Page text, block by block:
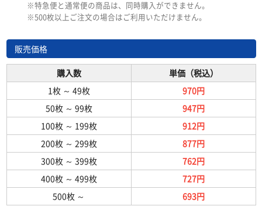
※特急便と通常便の商品は、同時購入ができません。
※500枚以上ご注文の場合はご利用いただけません。
販売価格
購入数
単価（税込）
1枚 ～ 49枚
970円
50枚 ～ 99枚
947円
100枚 ～ 199枚
912円
200枚 ～ 299枚
877円
300枚 ～ 399枚
762円
400枚 ～ 499枚
727円
500枚 ～ 693円